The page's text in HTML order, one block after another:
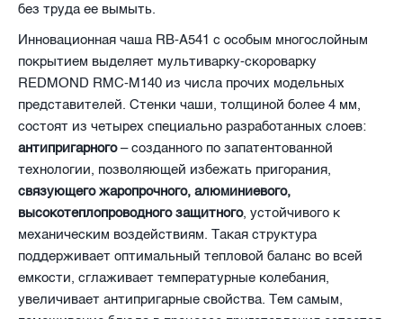
без труда ее вымыть.
Инновационная чаша RB-A541 с особым многослойным
покрытием выделяет мультиварку-скороварку
REDMOND RMC-M140 из числа прочих модельных
представителей. Стенки чаши, толщиной более 4 мм,
состоят из четырех специально разработанных слоев:
антипригарного– созданного по запатентованной
технологии, позволяющей избежать пригорания,
связующего жаропрочного, алюминиевого,
высокотеплопроводного защитного, устойчивого к
механическим воздействиям. Такая структура
поддерживает оптимальный тепловой баланс во всей
емкости, сглаживает температурные колебания,
увеличивает антипригарные свойства. Тем самым,